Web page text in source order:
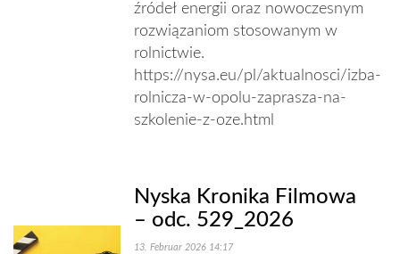
źródeł energii oraz nowoczesnym
rozwiązaniom stosowanym w
rolnictwie.
https://nysa.eu/pl/aktualnosci/izba-
rolnicza-w-opolu-zaprasza-na-
szkolenie-z-oze.html
Nyska Kronika Filmowa
– odc. 529_2026
13. Februar 2026 14:17